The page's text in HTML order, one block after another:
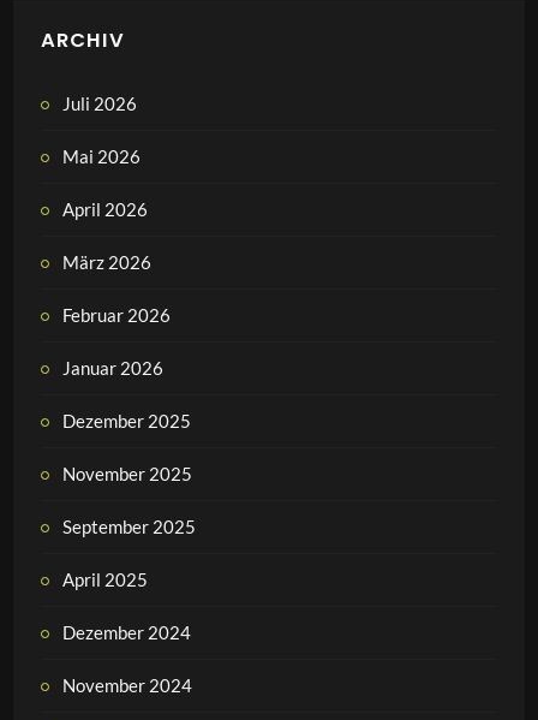
ARCHIV
Juli 2026
Mai 2026
April 2026
März 2026
Februar 2026
Januar 2026
Dezember 2025
November 2025
September 2025
April 2025
Dezember 2024
November 2024